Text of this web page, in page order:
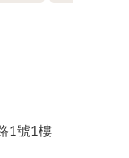
1號1樓